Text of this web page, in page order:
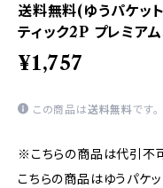
送料無料(ゆうパケッ
ティック2P プレミア
¥1,757
この商品は送料無料です。
※こちらの商品は代引不
こちらの商品はゆうパケ